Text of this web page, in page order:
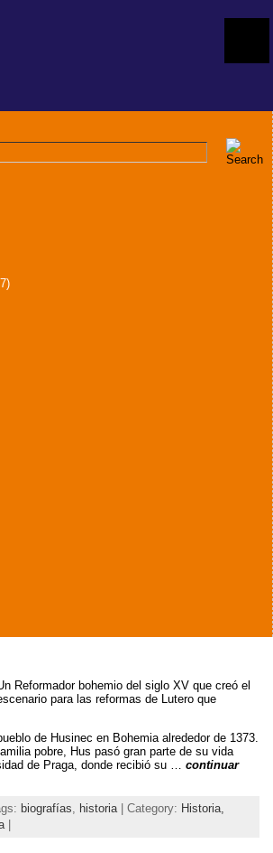
Reformador bohemio del siglo XV que creó el
para las reformas de Lutero que
de Husinec en Bohemia alrededor de 1373.
pobre, Hus pasó gran parte de su vida
de Praga, donde recibió su … continuar
biografías, historia| Category: Historia,
|